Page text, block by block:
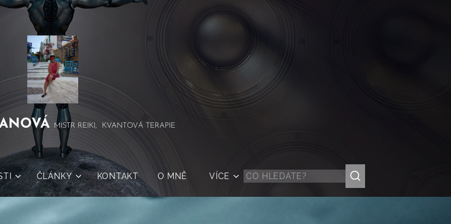
MISTR REIKI, KVANTOVÁ TERAPIE
ČLÁNKY KONTAKT O MNĚ VÍCE